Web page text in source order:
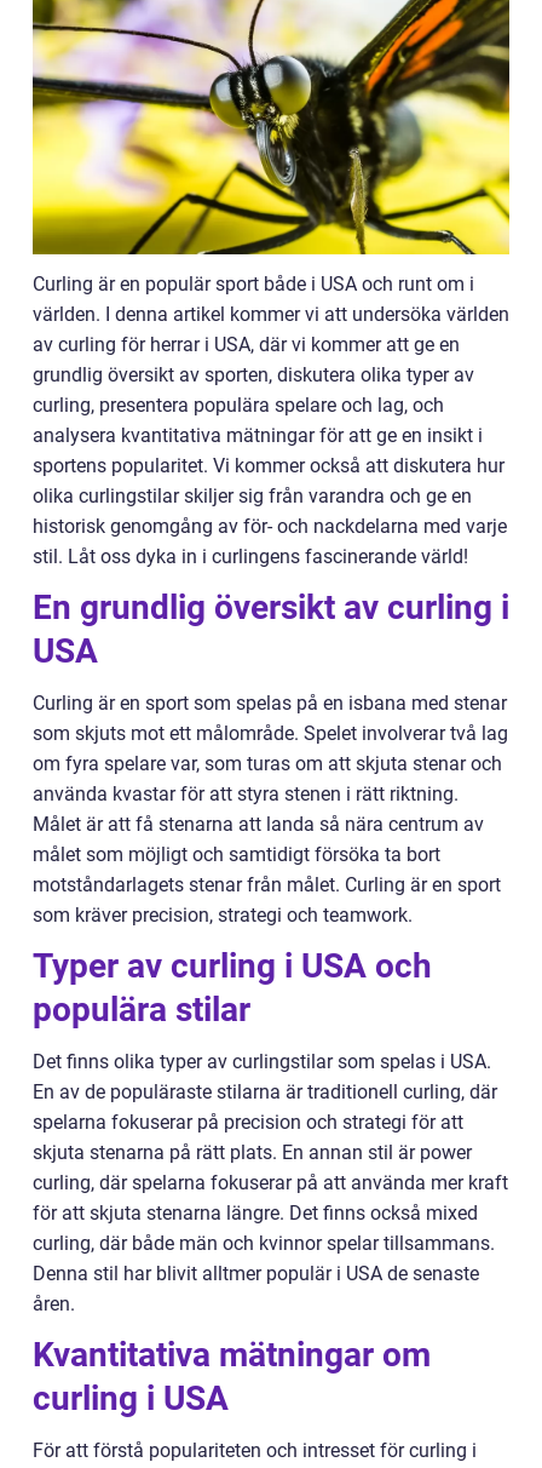
Curling är en populär sport både i USA och runt om i
världen. I denna artikel kommer vi att undersöka världen
av curling för herrar i USA, där vi kommer att ge en
grundlig översikt av sporten, diskutera olika typer av
curling, presentera populära spelare och lag, och
analysera kvantitativa mätningar för att ge en insikt i
sportens popularitet. Vi kommer också att diskutera hur
olika curlingstilar skiljer sig från varandra och ge en
historisk genomgång av för- och nackdelarna med varje
stil. Låt oss dyka in i curlingens fascinerande värld!
En grundlig översikt av curling i
USA
Curling är en sport som spelas på en isbana med stenar
som skjuts mot ett målområde. Spelet involverar två lag
om fyra spelare var, som turas om att skjuta stenar och
använda kvastar för att styra stenen i rätt riktning.
Målet är att få stenarna att landa så nära centrum av
målet som möjligt och samtidigt försöka ta bort
motståndarlagets stenar från målet. Curling är en sport
som kräver precision, strategi och teamwork.
Typer av curling i USA och
populära stilar
Det finns olika typer av curlingstilar som spelas i USA.
En av de populäraste stilarna är traditionell curling, där
spelarna fokuserar på precision och strategi för att
skjuta stenarna på rätt plats. En annan stil är power
curling, där spelarna fokuserar på att använda mer kraft
för att skjuta stenarna längre. Det finns också mixed
curling, där både män och kvinnor spelar tillsammans.
Denna stil har blivit alltmer populär i USA de senaste
åren.
Kvantitativa mätningar om
curling i USA
För att förstå populariteten och intresset för curling i